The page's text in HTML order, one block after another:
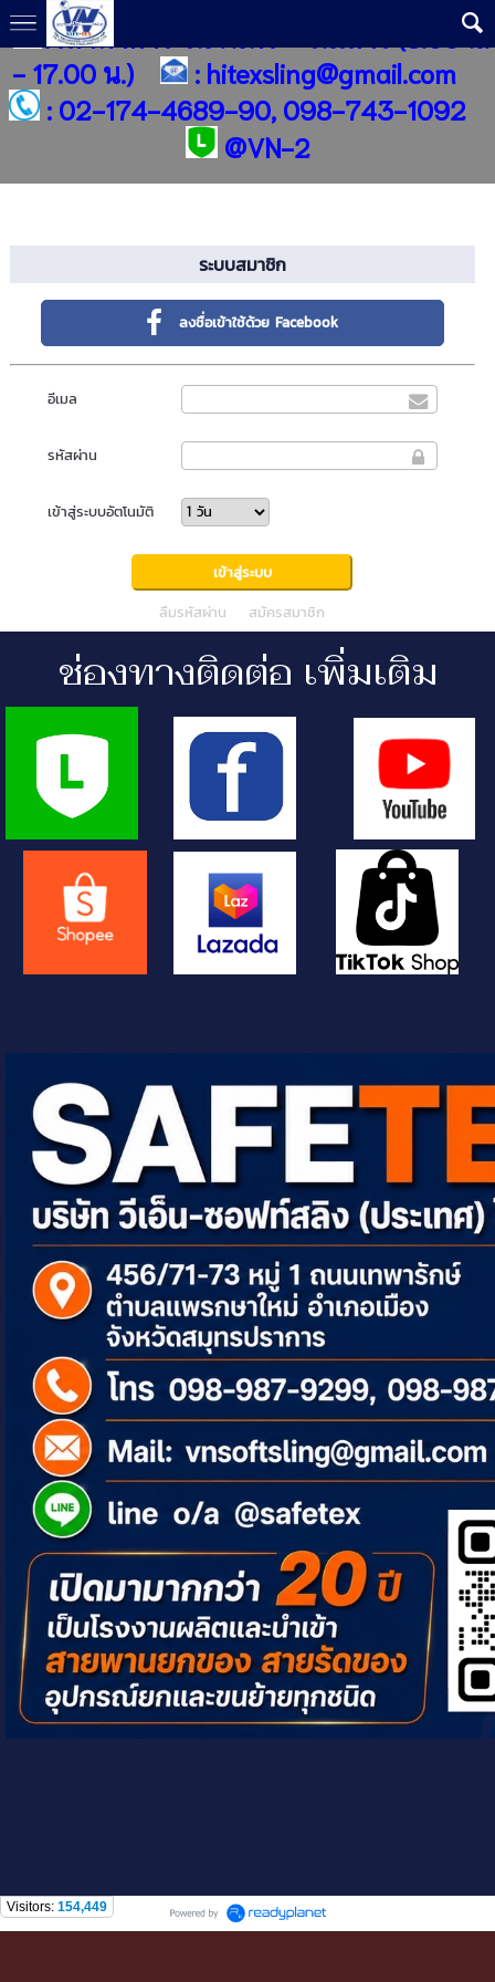
เวลาทำการ วันจันทร์ - วันเสาร์ (8.00 น.
- 17.00 น.)
: hitexsling@gmail.com
: 02-174-4689-90, 098-743-1092
@VN-2
ระบบสมาชิก
ลงชื่อเข้าใช้ด้วย Facebook
อีเมล
รหัสผ่าน
เข้าสู่ระบบอัตโนมัติ
ลืมรหัสผ่าน สมัครสมาชิก
ช่องทางติดต่อ เพิ่มเติม
Visitors: 154,449